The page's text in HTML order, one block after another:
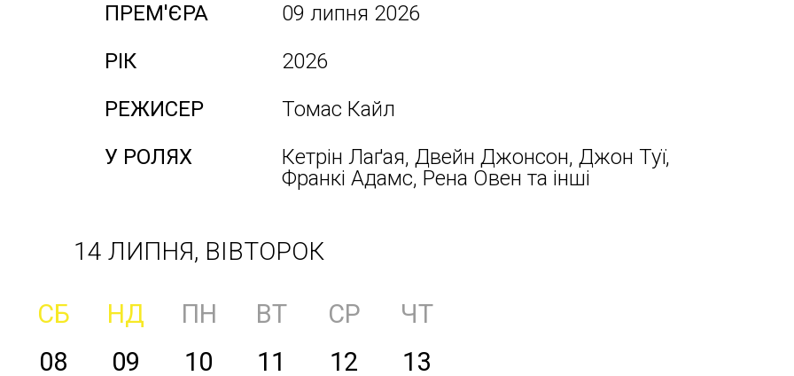
ПРЕМ'ЄРА
09 липня 2026
РІК
2026
РЕЖИСЕР
Томас Кайл
У РОЛЯХ
Кетрін Лаґая, Двейн Джонсон, Джон Туї,
Франкі Адамс, Рена Овен та інші
14 ЛИПНЯ, ВІВТОРОК
СБ НД ПН ВТ СР
ЧТ
08 09 10 11 12 13